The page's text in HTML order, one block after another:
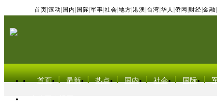
首页 滚动 国内 国际 军事 社会 地方 港澳 台湾 华人 侨网 财经 金融
首页 最新 热点 国内 社会 国际